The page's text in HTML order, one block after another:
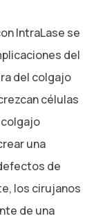
IntraLase se
del
del colgajo
células
colgajo
una
de
los cirujanos
de una